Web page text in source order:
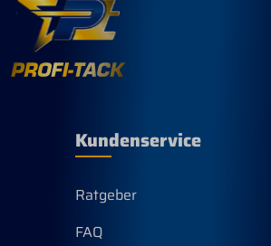
pferdegerechter
Kundenservice
Ratgeber
FAQ